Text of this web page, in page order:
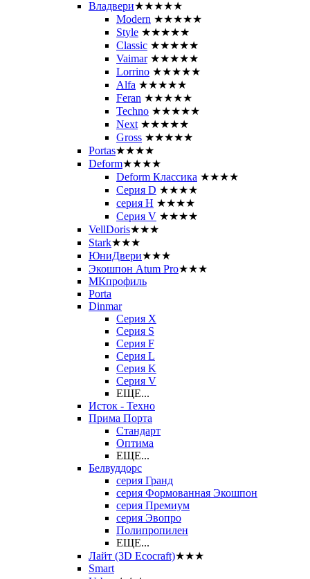
Владвери★★★★★
Modern ★★★★★
Style ★★★★★
Classic ★★★★★
Vaimar ★★★★★
Lorrino ★★★★★
Alfa ★★★★★
Feran ★★★★★
Techno ★★★★★
Next ★★★★★
Gross ★★★★★
Portas★★★★
Deform★★★★
Deform Классика ★★★★
Серия D ★★★★
серия H ★★★★
Серия V ★★★★
VellDoris★★★
Stark★★★
ЮниДвери★★★
Экошпон Atum Pro★★★
МКпрофиль
Porta
Dinmar
Серия X
Серия S
Серия F
Серия L
Серия K
Серия V
ЕЩЕ...
Исток - Техно
Прима Порта
Стандарт
Оптима
ЕЩЕ...
Белвуддорс
серия Гранд
серия Формованная Экошпон
серия Премиум
серия Эвопро
Полипропилен
ЕЩЕ...
Лайт (3D Ecocraft)★★★
Smart